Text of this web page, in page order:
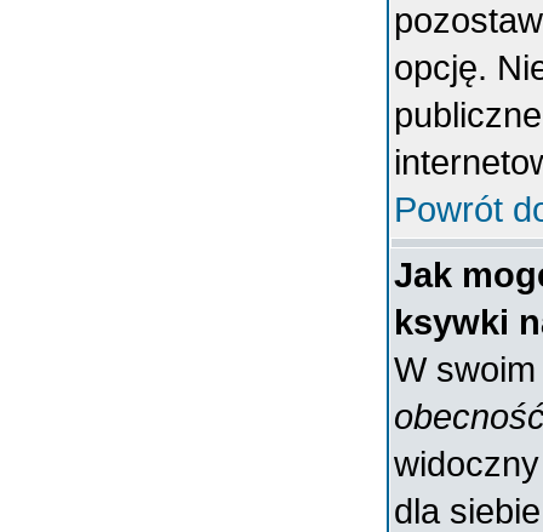
opcję.
Powrót
Jak
ksywki
W
dla